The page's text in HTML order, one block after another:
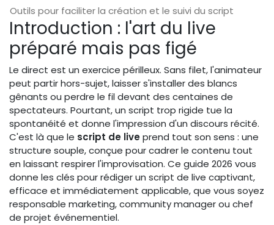
Outils pour faciliter la création et le suivi du script
Introduction : l'art du live
préparé mais pas figé
Le direct est un exercice périlleux. Sans filet, l'animateur
peut partir hors-sujet, laisser s'installer des blancs
gênants ou perdre le fil devant des centaines de
spectateurs. Pourtant, un script trop rigide tue la
spontanéité et donne l'impression d'un discours récité.
C'est là que le script de liveprend tout son sens : une
structure souple, conçue pour cadrer le contenu tout
en laissant respirer l'improvisation. Ce guide 2026 vous
donne les clés pour rédiger un script de live captivant,
efficace et immédiatement applicable, que vous soyez
responsable marketing, community manager ou chef
de projet événementiel.